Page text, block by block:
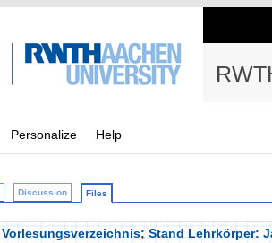
Personalize Help
Discussion Files
Stand Lehrkörper: